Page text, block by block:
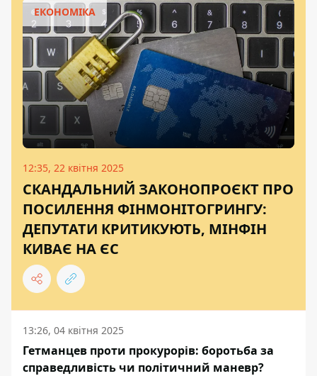
ЕКОНОМІКА
12:35, 22 квітня 2025
СКАНДАЛЬНИЙ ЗАКОНОПРОЄКТ ПРО
ПОСИЛЕННЯ ФІНМОНІТОГРИНГУ:
ДЕПУТАТИ КРИТИКУЮТЬ, МІНФІН
КИВАЄ НА ЄС
13:26, 04 квітня 2025
Гетманцев проти прокурорів: боротьба за
справедливість чи політичний маневр?